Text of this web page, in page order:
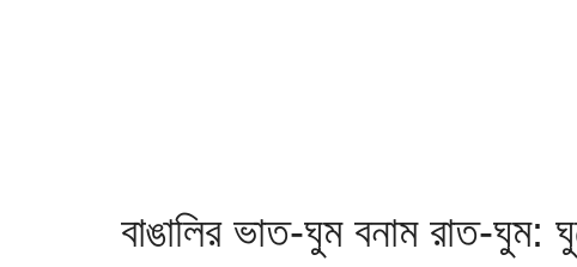
বাঙালির ভাত-ঘুম বনাম রাত-ঘুম: